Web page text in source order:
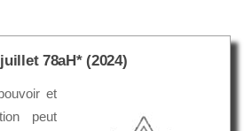
78aH* (2024)
et
peut